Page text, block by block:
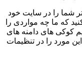
شما را در سایت خود
که ما چه مواردی را
کوکی های دامنه های
مورد را در تنظیمات